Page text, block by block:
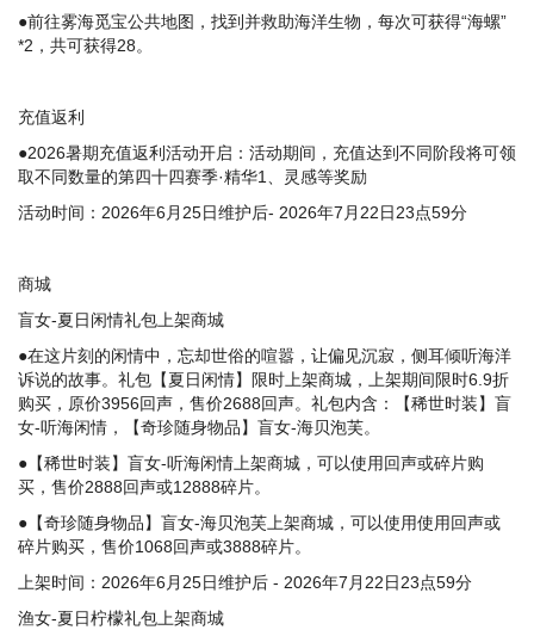
●前往雾海觅宝公共地图，找到并救助海洋生物，每次可获得“海螺”
*2，共可获得28。
充值返利
●2026暑期充值返利活动开启：活动期间，充值达到不同阶段将可领
取不同数量的第四十四赛季·精华1、灵感等奖励
活动时间：2026年6月25日维护后- 2026年7月22日23点59分
商城
盲女-夏日闲情礼包上架商城
●在这片刻的闲情中，忘却世俗的喧嚣，让偏见沉寂，侧耳倾听海洋
诉说的故事。礼包【夏日闲情】限时上架商城，上架期间限时6.9折
购买，原价3956回声，售价2688回声。礼包内含：【稀世时装】盲
女-听海闲情，【奇珍随身物品】盲女-海贝泡芙。
●【稀世时装】盲女-听海闲情上架商城，可以使用回声或碎片购
买，售价2888回声或12888碎片。
●【奇珍随身物品】盲女-海贝泡芙上架商城，可以使用使用回声或
碎片购买，售价1068回声或3888碎片。
上架时间：2026年6月25日维护后 - 2026年7月22日23点59分
渔女-夏日柠檬礼包上架商城